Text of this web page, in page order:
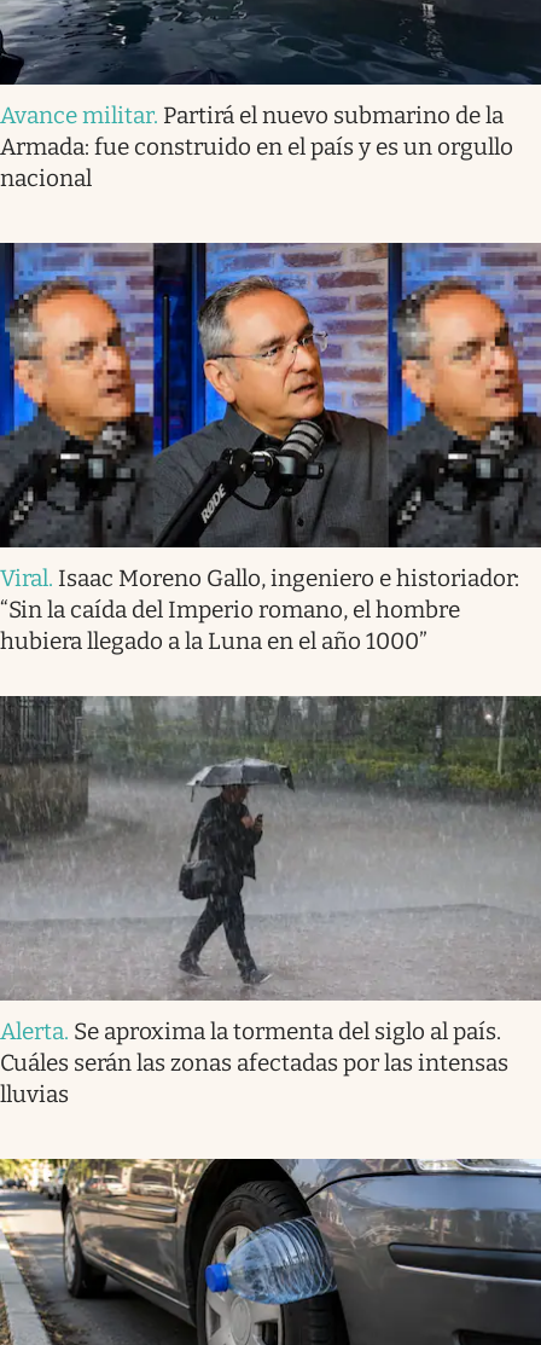
Avance militar. Partirá el nuevo submarino de la
Armada: fue construido en el país y es un orgullo
nacional
Viral. Isaac Moreno Gallo, ingeniero e historiador:
“Sin la caída del Imperio romano, el hombre
hubiera llegado a la Luna en el año 1000”
Alerta. Se aproxima la tormenta del siglo al país.
Cuáles serán las zonas afectadas por las intensas
lluvias